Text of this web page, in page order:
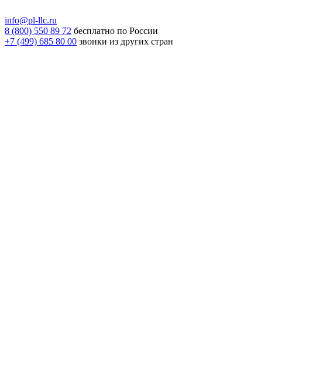
info@pl-llc.ru
8 (800) 550 89 72 бесплатно по России
+7 (499) 685 80 00 звонки из других стран